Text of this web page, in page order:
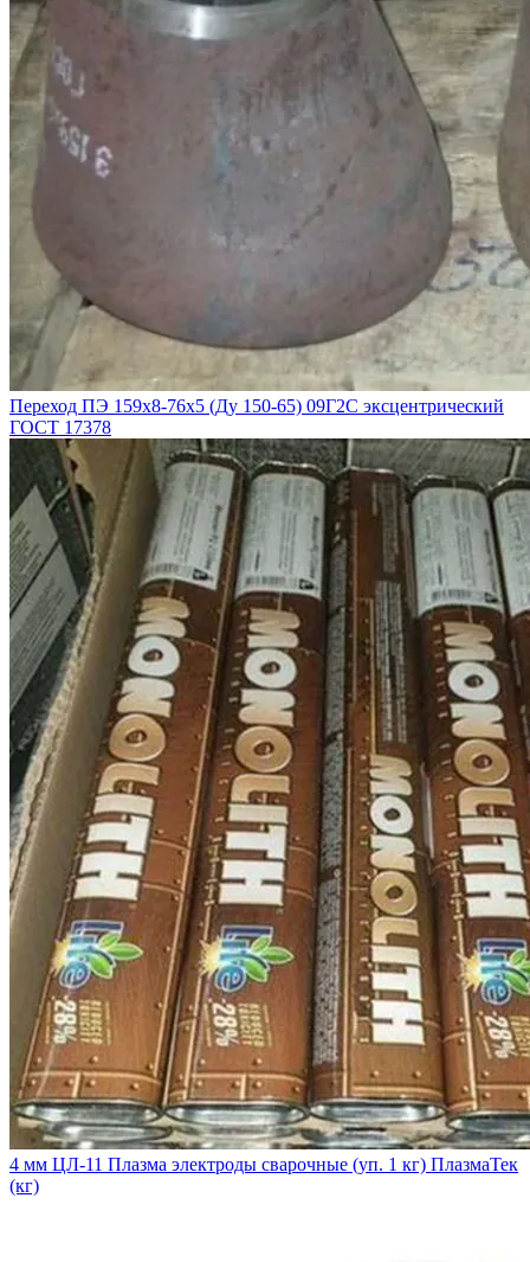
Переход ПЭ 159х8-76х5 (Ду 150-65) 09Г2С эксцентрический
ГОСТ 17378
4 мм ЦЛ-11 Плазма электроды сварочные (уп. 1 кг) ПлазмаТек
(кг)